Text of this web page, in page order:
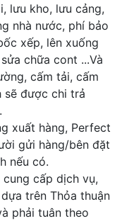
lưu kho, lưu cảng,
nhà nước, phí bảo
xếp, lên xuống
chữa cont ...Và
cấm tải, cấm
sẽ được chi trả
xuất hàng, Perfect
gửi hàng/bên đặt
nếu có.
cấp dịch vụ,
trên Thỏa thuận
phải tuân theo